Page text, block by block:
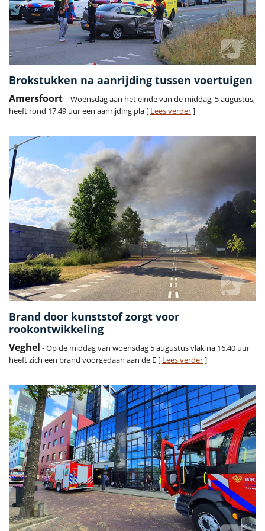
Brokstukken na aanrijding tussen voertuigen
Amersfoort– Woensdag aan het einde van de middag, 5 augustus,
heeft rond 17.49 uur een aanrijding pla [ Lees verder]
Brand door kunststof zorgt voor
rookontwikkeling
Veghel - Op de middag van woensdag 5 augustus vlak na 16.40 uur
heeft zich een brand voorgedaan aan de E [ Lees verder]